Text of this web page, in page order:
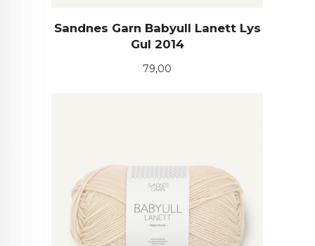
Sandnes Garn Babyull Lanett Lys
Gul 2014
Pris
79,00